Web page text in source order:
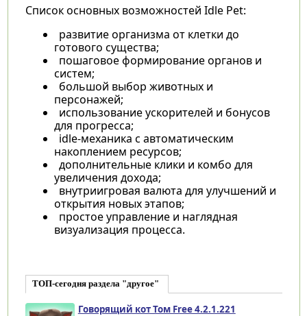
Список основных возможностей Idle Pet:
развитие организма от клетки до
готового существа;
пошаговое формирование органов и
систем;
большой выбор животных и
персонажей;
использование ускорителей и бонусов
для прогресса;
idle-механика с автоматическим
накоплением ресурсов;
дополнительные клики и комбо для
увеличения дохода;
внутриигровая валюта для улучшений и
открытия новых этапов;
простое управление и наглядная
визуализация процесса.
ТОП-сегодня раздела "другое"
Говорящий кот Том Free 4.2.1.221